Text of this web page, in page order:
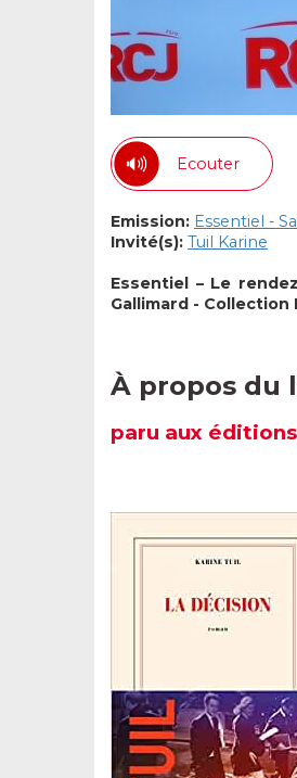
Ecouter
Emission: Essentiel -
Invité(s): Tuil Karine
Essentiel – Le
Gallimard - Collection
À propos du
paru aux éditions